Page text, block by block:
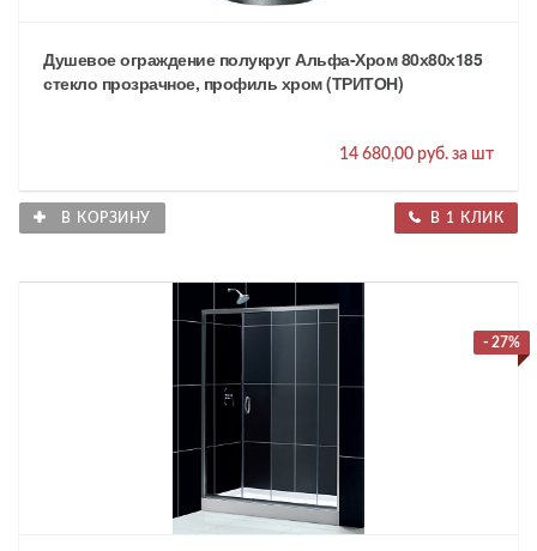
Душевое ограждение полукруг Альфа-Хром 80х80х185
стекло прозрачное, профиль хром (ТРИТОН)
14 680,00 руб. за шт
В КОРЗИНУ В 1 КЛИК
- 27%